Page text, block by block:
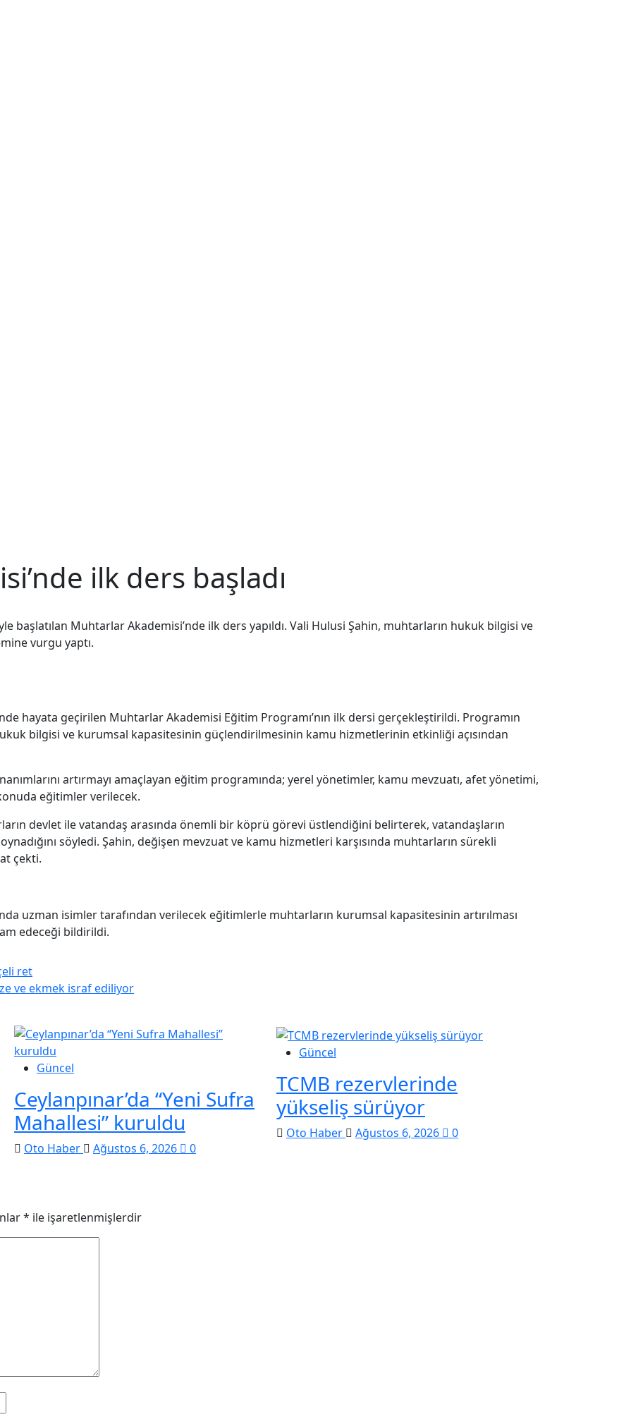
ilk ders başladı
başlatılan Muhtarlar Akademisi’nde ilk ders yapıldı. Vali Hulusi Şahin, muhtarların hukuk bilgisi ve
vurgu yaptı.
hayata geçirilen Muhtarlar Akademisi Eğitim Programı’nın ilk dersi gerçekleştirildi. Programın
bilgisi ve kurumsal kapasitesinin güçlendirilmesinin kamu hizmetlerinin etkinliği açısından
artırmayı amaçlayan eğitim programında; yerel yönetimler, kamu mevzuatı, afet yönetimi,
eğitimler verilecek.
devlet ile vatandaş arasında önemli bir köprü görevi üstlendiğini belirterek, vatandaşların
söyledi. Şahin, değişen mevzuat ve kamu hizmetleri karşısında muhtarların sürekli
çekti.
uzman isimler tarafından verilecek eğitimlerle muhtarların kurumsal kapasitesinin artırılması
edeceği bildirildi.
ret
ve ekmek israf ediliyor
Güncel
Ceylanpınar’da “Yeni Sufra
Mahallesi” kuruldu
Oto Haber Ağustos 6, 2026 0
Güncel
TCMB rezervlerinde
yükseliş sürüyor
Oto Haber Ağustos 6, 2026 0
* ile işaretlenmişlerdir